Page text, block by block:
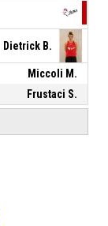
Dietrick B.
Miccoli M.
Frustaci S.